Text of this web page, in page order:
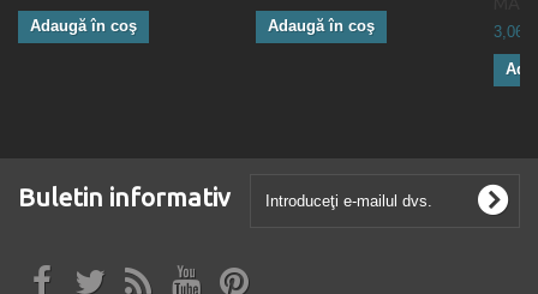
Adaugă în coş Adaugă în coş 3,06
Buletin informativ